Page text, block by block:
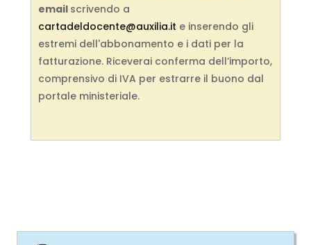
email scrivendo a
cartadeldocente@auxilia.it e inserendo gli
estremi dell'abbonamento e i dati per la
fatturazione. Riceverai conferma dell’importo,
comprensivo di IVA per estrarre il buono dal
portale ministeriale.